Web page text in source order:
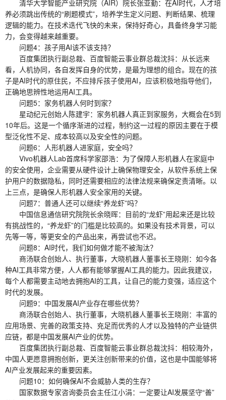
清华大学智能产业研究院（AIR）院长张亚勤：在AI时代，人才培
养必须跳出传统的“刷题模式”，培养学生定义问题、判断结果、梳理
逻辑的能力。在技术迭代飞快的未来，保持好奇心，具备终身学习能
力，会变得越来越重要。
问题4：孩子用AI该不该支持？
百度集团执行副总裁、百度智能云事业群总裁沈抖：从长远来
看，人机协同，各自发挥自身的优势，是最为理想的组合。现在的孩
子是AI时代的原住民，不应排斥孩子使用AI，应该积极地指导他们，
正确地思辨性地运用AI工具。
问题5：家务机器人何时到家？
星动纪元创始人陈建宇：家务机器人真正到家服务，大概会在5到
10年后。这是一个循序渐进的过程，制约这一过程的原因主要在于模
型泛化性不足、成本较高以及安全性的问题。
问题6：人形机器人进家庭，安全吗？
Vivo机器人Lab首席科学家邵浩：为了保障人形机器人在家庭中
的安全使用，企业需要从硬件设计上确保物理安全，从软件系统上保
护用户的数据隐私，同时还需要相应的法律法规来确保定责清晰。以
上三点，是确保人形机器人安全家用的关键。
问题7：普通人还可以继续“养龙虾”吗？
中国信息通信研究院院长余晓晖：目前的“龙虾”用起来还是比较
有挑战性的，“养龙虾”的门槛是比较高的。如果没有技术背景，可以
先等一等，等更安全的产品出来，再尝试也不迟。
问题8：AI时代，我们如何做才能不被淘汰？
商汤联合创始人、执行董事，大晓机器人董事长王晓刚：如今各
种AI工具非常方便，人人都有能够掌握AI工具的能力。因此我建议，
每个人都需要主动地去拥抱AI的工具，让自己的能力变强，适应这个
时代的发展。
问题9：中国发展AI产业存在哪些优势？
商汤联合创始人、执行董事，大晓机器人董事长王晓刚：丰富的
应用场景、完善的政策支持、充足而优秀的人才以及独特的产业链供
应链，都是中国发展AI产业的优势。
百度集团执行副总裁、百度智能云事业群总裁沈抖：相较海外，
中国人更愿意拥抱创新，更关注创新带来的价值，这也是中国能够将
AI产业发展起来的重要因素。
问题10：如何确保AI不会威胁人类的生存？
国家数据专家咨询委员会主任江小涓：一定要让AI发展坚守“善”